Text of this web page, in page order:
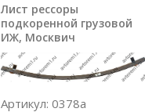
Лист рессоры
подкоренной грузовой
ИЖ, Москвич
Артикул: 0378а